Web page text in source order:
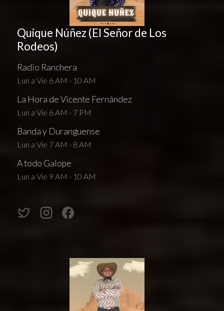
Quique Núñez (El Señor de Los
Rodeos)
Radio Ranchera
Lun a Vie 6 AM - 10 AM
La Hora de Vicente Fernández
Lun a Vie 6 AM - 7 PM
Banda y Duranguense
Lun a Vie 7 AM - 8 AM
A todo Galope
Lun a Vie 9 AM - 10 AM